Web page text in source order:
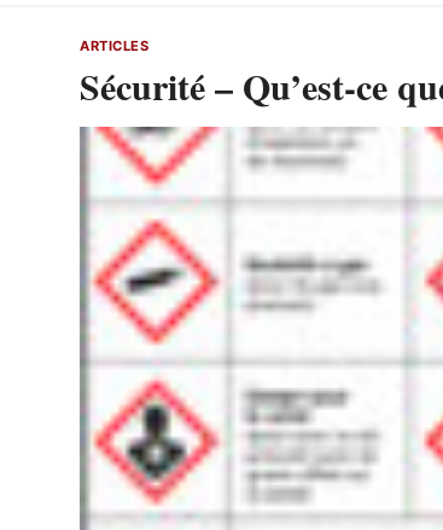
ARTICLES
Sécurité – Qu’est-ce